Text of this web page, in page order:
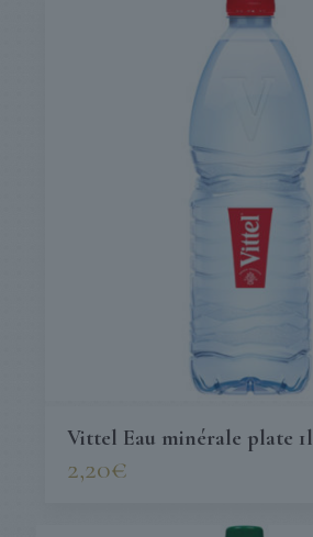
Vittel Eau minérale plate 1l
2,20€